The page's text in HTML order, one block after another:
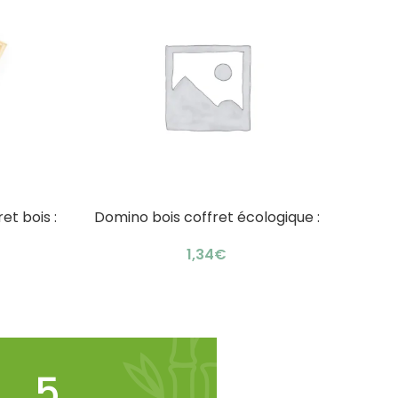
bois :
AJOUTER AU PANIER
Domino bois coffret écologique :
€